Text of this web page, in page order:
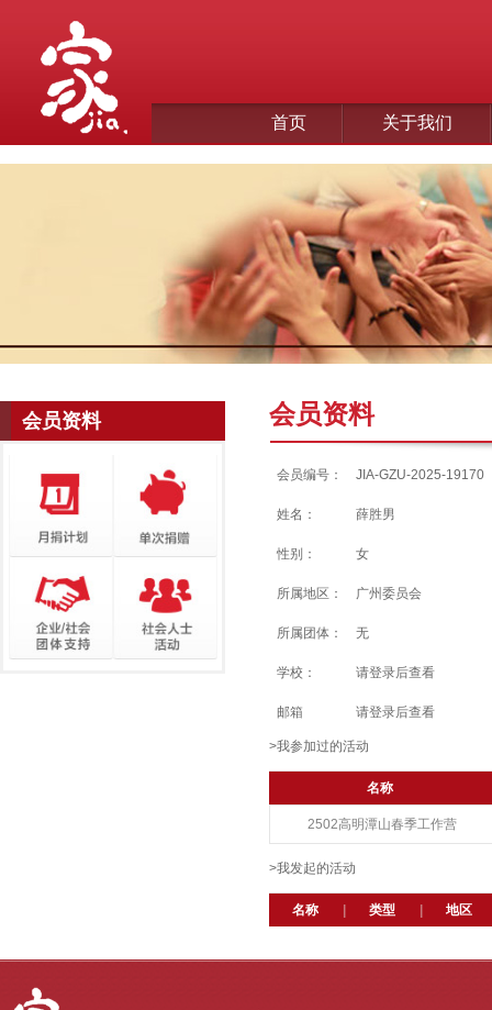
首页 关于我们
会员资料 会员资料
会员编号： JIA-GZU-2025-19170
姓名： 薛胜男
性别： 女
所属地区： 广州委员会
所属团体： 无
学校： 请登录后查看
邮箱 请登录后查看
>我参加过的活动
名称
2502高明潭山春季工作营
>我发起的活动
名称 类型 地区